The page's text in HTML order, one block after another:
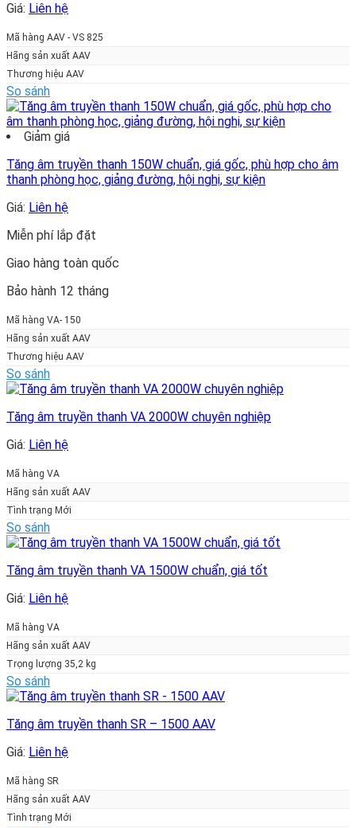
Giá: Liên hệ
Mã hàng AAV - VS 825
Hãng sản xuất AAV
Thương hiệu AAV
So sánh
Giảm giá
Tăng âm truyền thanh 150W chuẩn, giá gốc, phù hợp cho âm
thanh phòng học, giảng đường, hội nghị, sự kiện
Giá: Liên hệ
Miễn phí lắp đặt
Giao hàng toàn quốc
Bảo hành 12 tháng
Mã hàng VA- 150
Hãng sản xuất AAV
Thương hiệu AAV
So sánh
Tăng âm truyền thanh VA 2000W chuyên nghiệp
Giá: Liên hệ
Mã hàng VA
Hãng sản xuất AAV
Tình trạng Mới
So sánh
Tăng âm truyền thanh VA 1500W chuẩn, giá tốt
Giá: Liên hệ
Mã hàng VA
Hãng sản xuất AAV
Trọng lượng 35,2 kg
So sánh
Tăng âm truyền thanh SR – 1500 AAV
Giá: Liên hệ
Mã hàng SR
Hãng sản xuất AAV
Tình trạng Mới